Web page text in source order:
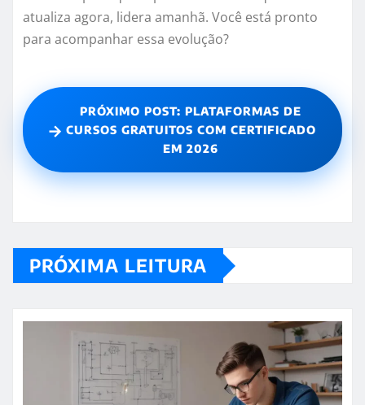
atualiza agora, lidera amanhã. Você está pronto
para acompanhar essa evolução?
→
PRÓXIMO POST: PLATAFORMAS DE
CURSOS GRATUITOS COM CERTIFICADO
EM 2026
PRÓXIMA LEITURA